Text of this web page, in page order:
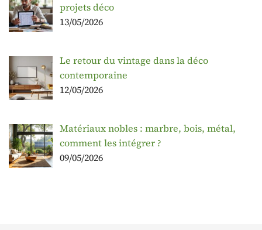
projets déco
13/05/2026
Le retour du vintage dans la déco
contemporaine
12/05/2026
Matériaux nobles : marbre, bois, métal,
comment les intégrer ?
09/05/2026